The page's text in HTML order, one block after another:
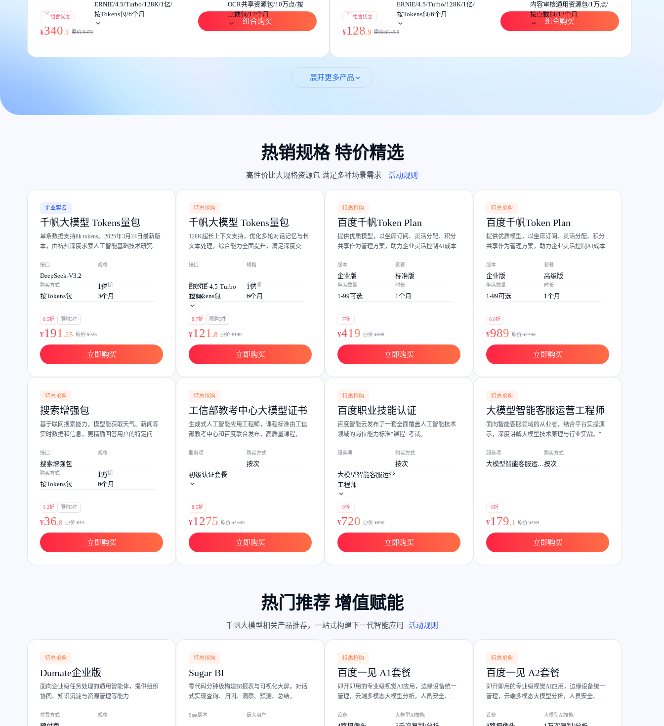
ERNIE/4.5/Turbo/128K/1亿/
按Tokens包/6个月
OCR共享资源包/10万点/按
点数包/12个月
组合优惠
¥340.1 原价:¥470
组合购买
ERNIE/4.5/Turbo/128K/1亿/
按Tokens包/6个月
内容审核通用资源包/1万点/
按点数包/12个月
组合优惠
¥128.9 原价:¥149.9
组合购买
展开更多产品
热销规格 特价精选
高性价比大规格资源包 满足多种场景需求 活动规则
企业实名
千帆大模型 Tokens量包
单条数据支持8k tokens。2025年3月24日最新版
本，由杭州深度求索人工智能基础技术研究有
理等多项任务上优势突出，评测成绩在主流榜
单中位列开源模型榜首。
接口
DeepSeek-V3.2
规格
1亿
购买方式
按Tokens包
有效期
3个月
8.5折 限购5件
¥191 .25 原价:¥225
立即购买
特惠抢购
千帆大模型 Tokens量包
128K超长上下文支持，优化多轮对话记忆与长
文本处理，综合能力全面提升，满足深度交互
接口
ERNIE-4.5-Turbo-
128K
规格
1亿
购买方式
按Tokens包
有效期
6个月
8.7折 限购5件
¥121 .8 原价:¥140
立即购买
特惠抢购
百度千帆Token Plan
提供优质模型，以坐席订阅、灵活分配、积分
共享作为管理方案，助力企业灵活控制AI成本
版本
企业版
套餐
标准版
坐席数量
1-99可选
时长
1个月
7折
¥419 原价:¥598
立即购买
特惠抢购
百度千帆Token Plan
提供优质模型，以坐席订阅、灵活分配、积分
共享作为管理方案，助力企业灵活控制AI成本
版本
企业版
套餐
高级版
坐席数量
1-99可选
时长
1个月
6.6折
¥989 原价:¥1498
立即购买
特惠抢购
搜索增强包
基于联网搜索能力，模型能获取天气、新闻等
实时数据和信息，更精确回答用户的特定问
接口
搜索增强包
规格
1万
购买方式
按Tokens包
有效期
6个月
9.2折 限购5件
¥36.8 原价:¥40
立即购买
特惠抢购
工信部教考中心大模型证书
生成式人工智能应用工程师，课程标准由工信
部教考中心和百度联合发布，高质量课程，实
服务项
初级认证套餐
购买方式
按次
8.5折
¥1275 原价:¥1500
立即购买
特惠抢购
百度职业技能认证
百度智能云发布了一套全面覆盖人工智能技术
领域的岗位能力标准"课程+考试。
服务项
大模型智能客服运营
工程师
购买方式
按次
9折
¥720 原价:¥800
立即购买
特惠抢购
大模型智能客服运营工程师
面向智能客服领域的从业者，结合平台实操演
示，深度讲解大模型技术原理与行业实战。"课
服务项
大模型智能客服运营
购买方式
按次
9折
¥179.1 原价:¥199
立即购买
热门推荐 增值赋能
千帆大模型相关产品推荐，一站式构建下一代智能应用 活动规则
特惠抢购
Dumate企业版
面向企业级任务处理的通用智能体，提供组织
协同、知识沉淀与资源管理等能力
付费方式 规格
特惠抢购
Sugar BI
零代码分钟级构建BI报表与可视化大屏。对话
式实现查询、归因、洞察、预测、总结。
Saas版本 最大用户
特惠抢购
百度一见 A1套餐
即开即用的专业级视觉AI应用，边缘设备统一
管理，云端多模态大模型分析，人员安全、设
设备 大模型AI技能
特惠抢购
百度一见 A2套餐
即开即用的专业级视觉AI应用，边缘设备统一
管理，云端多模态大模型分析，人员安全、设
设备 大模型AI技能